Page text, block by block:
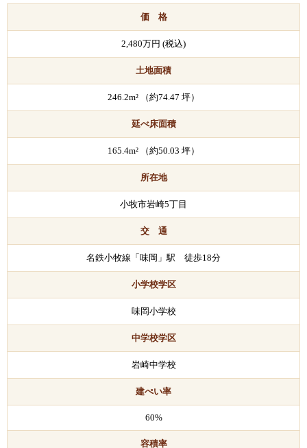
価 格
2,480万円 (税込)
土地面積
246.2m² （約74.47 坪）
延べ床面積
165.4m² （約50.03 坪）
所在地
小牧市岩崎5丁目
交 通
名鉄小牧線「味岡」駅 徒歩18分
小学校学区
味岡小学校
中学校学区
岩崎中学校
建ぺい率
60%
容積率